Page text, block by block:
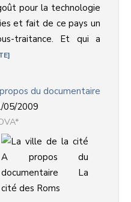
pour la technologie
et fait de ce pays un
traitance. Et qui a
du documentaire
05/2009